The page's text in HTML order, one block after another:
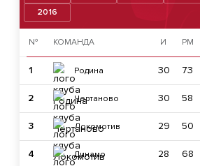
2016
№ КОМАНДА И РМ
1 Родина 30 73
2 Чертаново 30 58
3 Локомотив 29 50
4 Динамо 28 68